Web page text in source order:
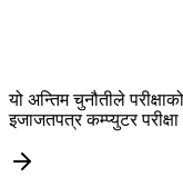
यो अन्तिम चुनौतीले
इजाजतपत्र कम्प्युटर परीक्षा